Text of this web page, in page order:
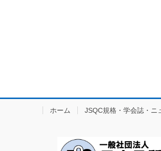
ホーム JSQC規格・学会誌・